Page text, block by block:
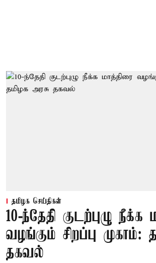
தமிழக செய்திகள்
10-ந்தேதி குடற்புழு நீக்க
வழங்கும் சிறப்பு முகாம்:
தகவல்